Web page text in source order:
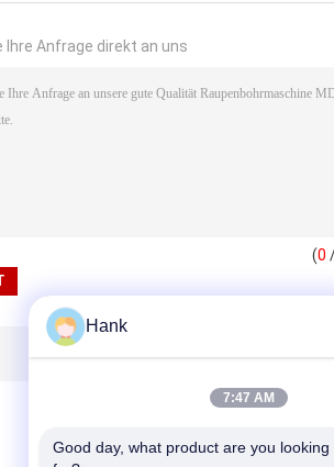
Ihre Anfrage direkt an uns
(0
Hank
7:47 AM
Good day, what product are you looking